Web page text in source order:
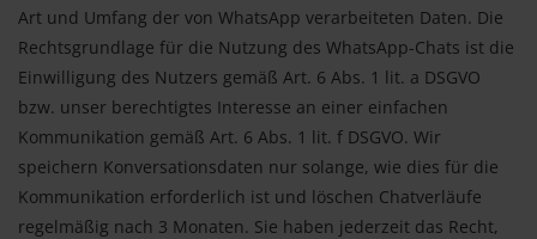
Art und Umfang der von WhatsApp verarbeiteten Daten. Die
Rechtsgrundlage für die Nutzung des WhatsApp-Chats ist die
Einwilligung des Nutzers gemäß Art. 6 Abs. 1 lit. a DSGVO
bzw. unser berechtigtes Interesse an einer einfachen
Kommunikation gemäß Art. 6 Abs. 1 lit. f DSGVO. Wir
speichern Konversationsdaten nur solange, wie dies für die
Kommunikation erforderlich ist und löschen Chatverläufe
regelmäßig nach 3 Monaten. Sie haben jederzeit das Recht,